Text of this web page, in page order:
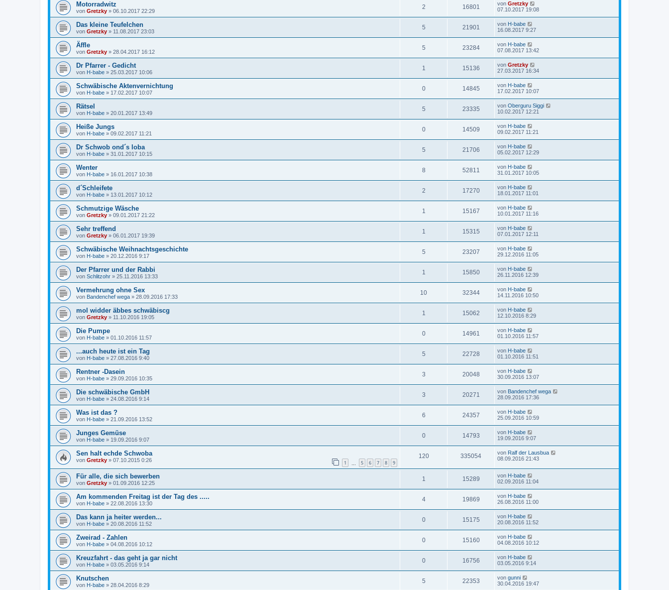
Motorradwitz
von Gretzky » 06.10.2017 22:29
2 16801 von Gretzky
07.10.2017 19:08
Das kleine Teufelchen
von Gretzky » 11.08.2017 23:03
5 21901 von H-babe
16.08.2017 9:27
Äffle
von Gretzky » 28.04.2017 16:12
5 23284 von H-babe
07.08.2017 13:42
Dr Pfarrer - Gedicht
von H-babe » 25.03.2017 10:06
1 15136 von Gretzky
27.03.2017 16:34
Schwäbische Aktenvernichtung
von H-babe » 17.02.2017 10:07
0 14845 von H-babe
17.02.2017 10:07
Rätsel
von H-babe » 20.01.2017 13:49
5 23335 von Oberguru Siggi
10.02.2017 12:21
Heiße Jungs
von H-babe » 09.02.2017 11:21
0 14509 von H-babe
09.02.2017 11:21
Dr Schwob ond´s loba
von H-babe » 31.01.2017 10:15
5 21706 von H-babe
05.02.2017 12:29
Wenter
von H-babe » 16.01.2017 10:38
8 52811 von H-babe
31.01.2017 10:05
d´Schleifete
von H-babe » 13.01.2017 10:12
2 17270 von H-babe
18.01.2017 11:01
Schmutzige Wäsche
von Gretzky » 09.01.2017 21:22
1 15167 von H-babe
10.01.2017 11:16
Sehr treffend
von Gretzky » 06.01.2017 19:39
1 15315 von H-babe
07.01.2017 12:11
Schwäbische Weihnachtsgeschichte
von H-babe » 20.12.2016 9:17
5 23207 von H-babe
29.12.2016 11:05
Der Pfarrer und der Rabbi
von Schlitzohr » 25.11.2016 13:33
1 15850 von H-babe
26.11.2016 12:39
Vermehrung ohne Sex
von Bandenchef wega » 28.09.2016 17:33
10 32344 von H-babe
14.11.2016 10:50
mol widder äbbes schwäbiscg
von Gretzky » 11.10.2016 19:05
1 15062 von H-babe
12.10.2016 8:29
Die Pumpe
von H-babe » 01.10.2016 11:57
0 14961 von H-babe
01.10.2016 11:57
...auch heute ist ein Tag
von H-babe » 27.08.2016 9:40
5 22728 von H-babe
01.10.2016 11:51
Rentner -Dasein
von H-babe » 29.09.2016 10:35
3 20048 von H-babe
30.09.2016 13:07
Die schwäbische GmbH
von H-babe » 24.08.2016 9:14
3 20271 von Bandenchef wega
28.09.2016 17:36
Was ist das ?
von H-babe » 21.09.2016 13:52
6 24357 von H-babe
25.09.2016 10:59
Junges Gemüse
von H-babe » 19.09.2016 9:07
0 14793 von H-babe
19.09.2016 9:07
Sen halt echde Schwoba
von Gretzky » 07.10.2015 0:26 1 5 6 7 8 9
120 335054 von Ralf der Lausbua
08.09.2016 21:43
Für alle, die sich bewerben
von Gretzky » 01.09.2016 12:25
1 15289 von H-babe
02.09.2016 11:04
Am kommenden Freitag ist der Tag des .....
von H-babe » 22.08.2016 13:30
4 19869 von H-babe
26.08.2016 11:00
Das kann ja heiter werden...
von H-babe » 20.08.2016 11:52
0 15175 von H-babe
20.08.2016 11:52
Zweirad - Zahlen
von H-babe » 04.08.2016 10:12
0 15160 von H-babe
04.08.2016 10:12
Kreuzfahrt - das geht ja gar nicht
von H-babe » 03.05.2016 9:14
0 16756 von H-babe
03.05.2016 9:14
Knutschen
von H-babe » 28.04.2016 8:29
5 22353 von gunni
30.04.2016 19:47